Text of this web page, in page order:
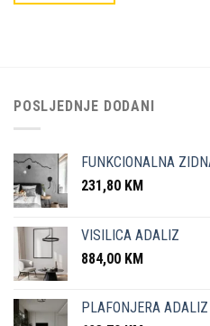
POSLJEDNJE DODANI
FUNKCIONALNA
231,80 KM
VISILICA ADALIZ
884,00 KM
PLAFONJERA ADALIZ